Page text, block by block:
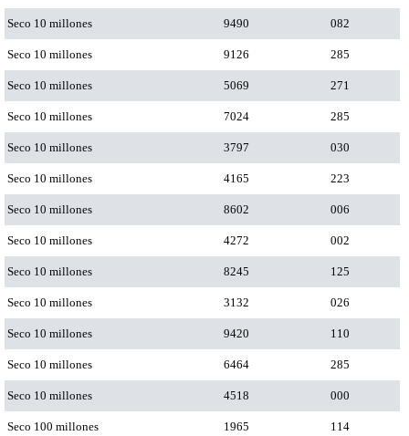
Seco 10 millones 9490 082
Seco 10 millones 9126 285
Seco 10 millones 5069 271
Seco 10 millones 7024 285
Seco 10 millones 3797 030
Seco 10 millones 4165 223
Seco 10 millones 8602 006
Seco 10 millones 4272 002
Seco 10 millones 8245 125
Seco 10 millones 3132 026
Seco 10 millones 9420 110
Seco 10 millones 6464 285
Seco 10 millones 4518 000
Seco 100 millones 1965 114